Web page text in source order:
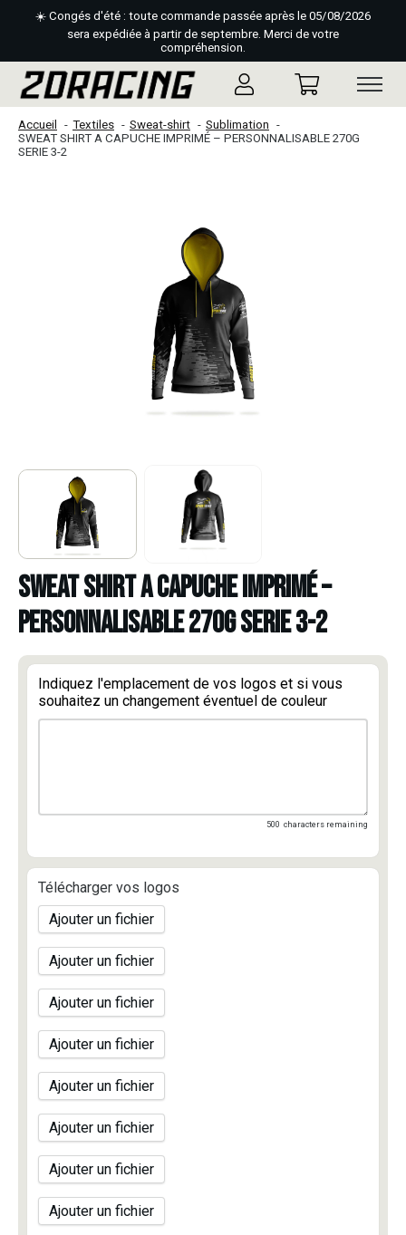
☀️ Congés d'été : toute commande passée après le 05/08/2026
sera expédiée à partir de septembre. Merci de votre
compréhension.
Accueil Textiles Sweat-shirt
Sublimation
SWEAT SHIRT A CAPUCHE IMPRIMÉ – PERSONNALISABLE 270G
SERIE 3-2
SWEAT SHIRT A CAPUCHE IMPRIMÉ –
PERSONNALISABLE 270G SERIE 3-2
Indiquez l'emplacement de vos logos et si vous
souhaitez un changement éventuel de couleur
500 characters remaining
Télécharger vos logos
Ajouter un fichier
Ajouter un fichier
Ajouter un fichier
Ajouter un fichier
Ajouter un fichier
Ajouter un fichier
Ajouter un fichier
Ajouter un fichier